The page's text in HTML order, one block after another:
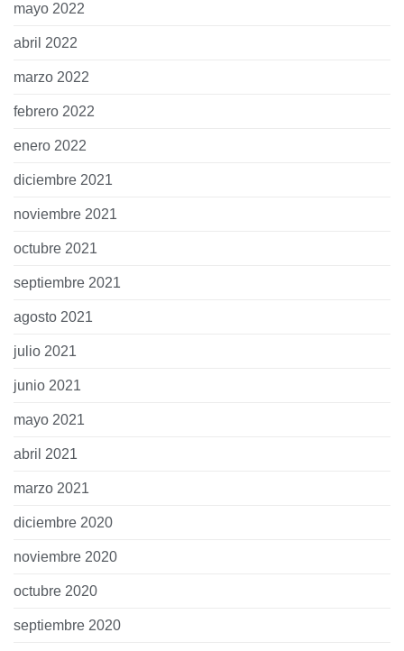
mayo 2022
abril 2022
marzo 2022
febrero 2022
enero 2022
diciembre 2021
noviembre 2021
octubre 2021
septiembre 2021
agosto 2021
julio 2021
junio 2021
mayo 2021
abril 2021
marzo 2021
diciembre 2020
noviembre 2020
octubre 2020
septiembre 2020